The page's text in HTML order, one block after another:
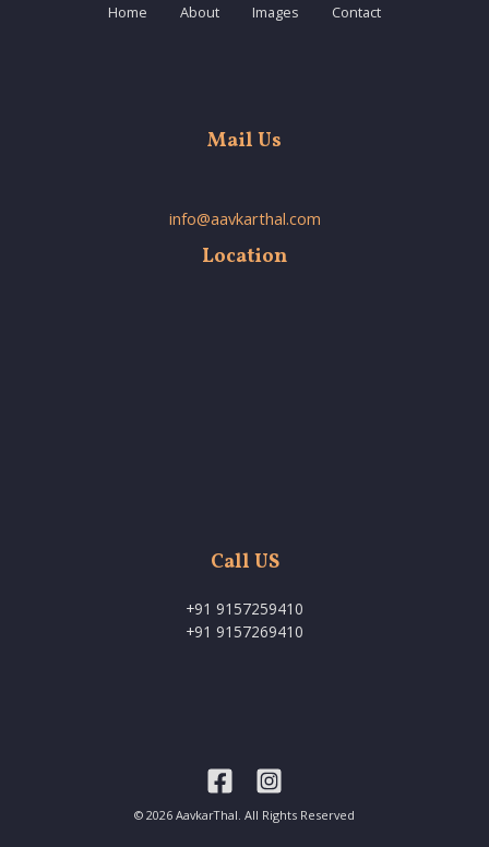
Home About Images Contact
Mail Us
info@aavkarthal.com
Location
Call US
+91 9157259410
+91 9157269410
© 2026 AavkarThal. All Rights Reserved